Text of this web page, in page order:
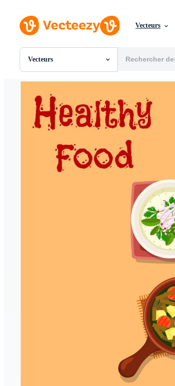
Vecteurs
Vecteurs
Toutes Images
Photos
PNGs
PSDs
SVGs
Modèles
Vecteurs
Vidéos
Motion graphics
Images Éditoriales
Événements Éditoriaux